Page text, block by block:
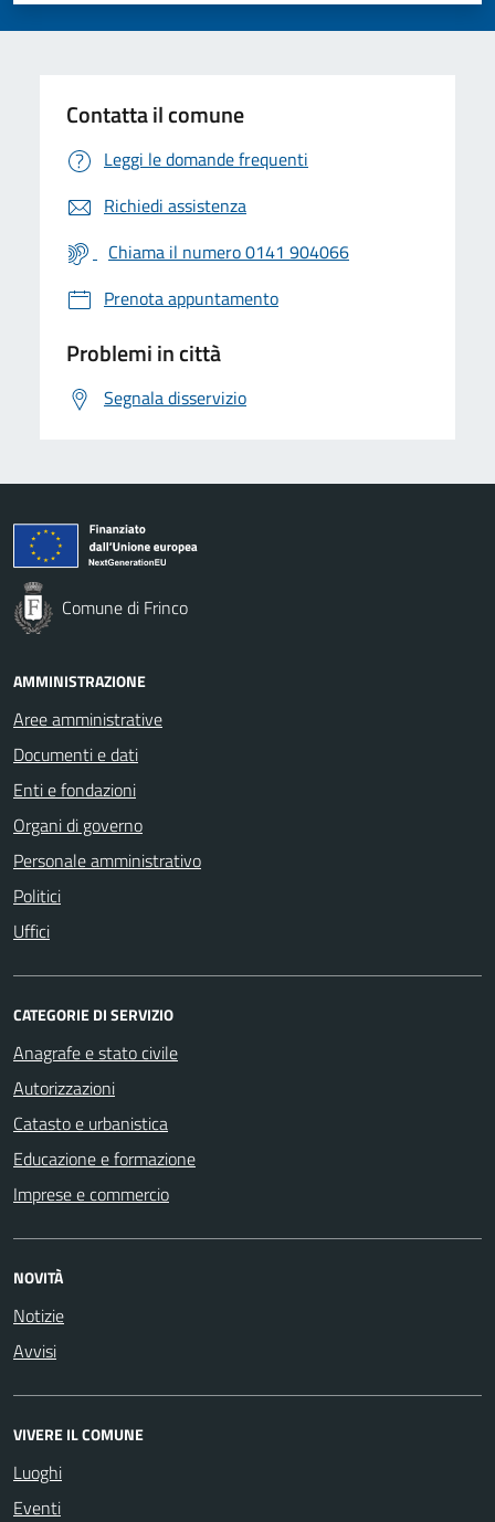
Contatta il comune
Leggi le domande frequenti
Richiedi assistenza
Chiama il numero 0141 904066
Prenota appuntamento
Problemi in città
Segnala disservizio
Comune di Frinco
AMMINISTRAZIONE
Aree amministrative
Documenti e dati
Enti e fondazioni
Organi di governo
Personale amministrativo
Politici
Uffici
CATEGORIE DI SERVIZIO
Anagrafe e stato civile
Autorizzazioni
Catasto e urbanistica
Educazione e formazione
Imprese e commercio
NOVITÀ
Notizie
Avvisi
VIVERE IL COMUNE
Luoghi
Eventi